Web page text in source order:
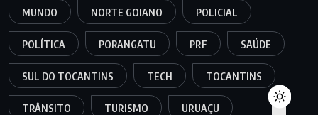
MUNDO NORTE GOIANO POLICIAL
POLÍTICA PORANGATU PRF SAÚDE
SUL DO TOCANTINS TECH TOCANTINS
TRÂNSITO TURISMO URUAÇU